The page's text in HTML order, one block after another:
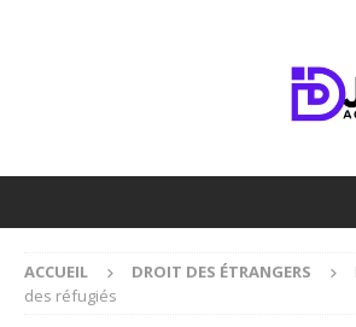
ACCUEIL DROIT DES ÉTRANGERS
des réfugiés